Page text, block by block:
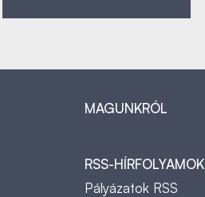
MAGUNKRÓL
RSS-HÍRFOLYAMOK
Pályázatok RSS